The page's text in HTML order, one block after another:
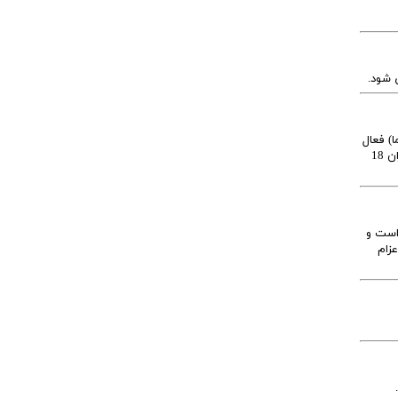
شود.
فعال
می شود، که با توجه به شرکت های تولید کننده متفاوت است. مثلا صبا و برنا باتری بین 12 ماه تا 14 ماه گارانتی یا سپاهان باتری و شارک نیروگستران 18
است و